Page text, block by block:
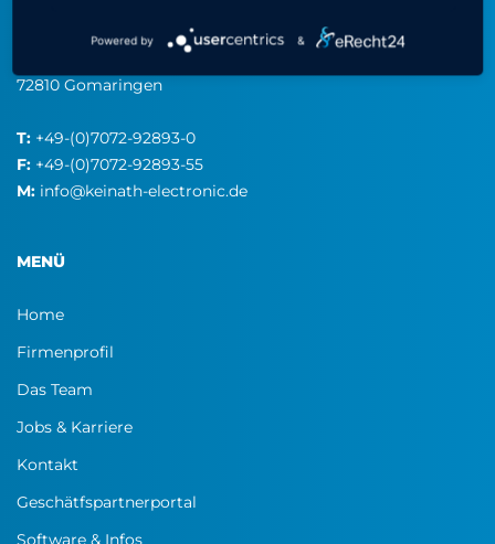
consulting & equipment
Robert-Bosch-Straße 34
72810 Gomaringen
T: +49-(0)7072-92893-0
F: +49-(0)7072-92893-55
M: info@keinath-electronic.de
MENÜ
Home
Firmenprofil
Das Team
Jobs & Karriere
Kontakt
Geschätfspartnerportal
Software & Infos
Powered by &